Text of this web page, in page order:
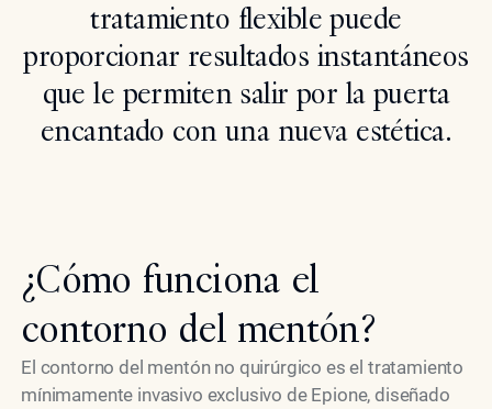
tratamiento flexible puede
proporcionar resultados instantáneos
que le permiten salir por la puerta
encantado con una nueva estética.
¿Cómo funciona el
contorno del mentón?
El contorno del mentón no quirúrgico es el tratamiento
mínimamente invasivo exclusivo de Epione, diseñado